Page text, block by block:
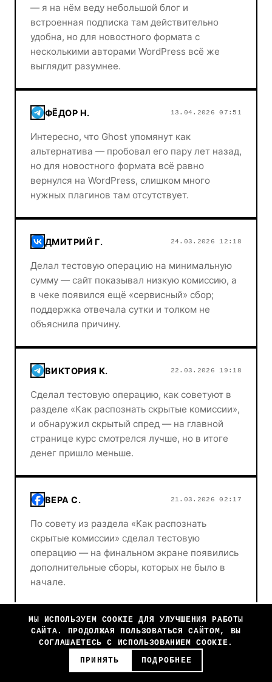
— я на нём веду небольшой блог и
встроенная подписка там действительно
удобна, но для новостного формата с
несколькими авторами WordPress всё же
выглядит разумнее.
ФЁДОР Н. 13.04.2026 07:51
Интересно, что Ghost упомянут как
альтернатива — пробовал его пару лет назад,
но для новостного формата всё равно
вернулся на WordPress, слишком много
нужных плагинов там отсутствует.
ДМИТРИЙ Г. 24.03.2026 12:18
Делал тестовую операцию на минимальную
сумму — сайт показывал низкую комиссию, а
в чеке появился ещё «сервисный» сбор;
поддержка отвечала сутки и толком не
объяснила причину.
ВИКТОРИЯ К. 22.03.2026 19:18
Сделал тестовую операцию, как советуют в
разделе «Как распознать скрытые комиссии»,
и обнаружил скрытый спред — на главной
странице курс смотрелся лучше, но в итоге
денег пришло меньше.
ВЕРА С. 21.03.2026 02:17
По совету из раздела «Как распознать
скрытые комиссии» сделал тестовую
операцию — на финальном экране появились
дополнительные сборы, которых не было в
начале.
ГЕННАДИЙ К. 17.03.2026 16:17
Делал тестовую операцию по чек-листу —
скрытые сборы всё равно показались при
МЫ ИСПОЛЬЗУЕМ COOKIE ДЛЯ УЛУЧШЕНИЯ РАБОТЫ
САЙТА. ПРОДОЛЖАЯ ПОЛЬЗОВАТЬСЯ САЙТОМ, ВЫ
СОГЛАШАЕТЕСЬ С ИСПОЛЬЗОВАНИЕМ COOKIE.
ПРИНЯТЬ
ПОДРОБНЕЕ